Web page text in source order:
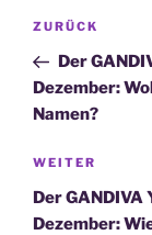
Vorheriger
Beitrag
ZURÜCK
Der
Dezember:
Namen?
Nächster
Beitrag
WEITER
Der
Dezember: